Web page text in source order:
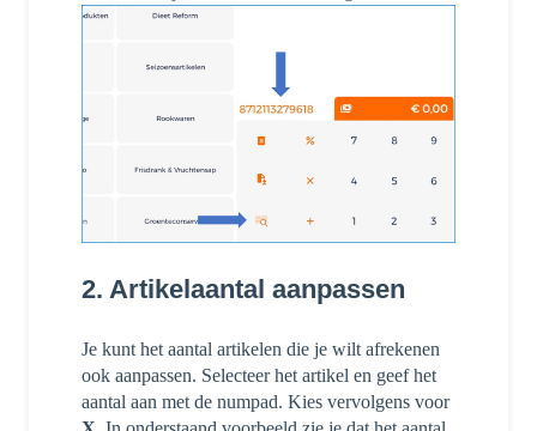
2. Artikelaantal aanpassen
Je kunt het aantal artikelen die je wilt afrekenen
ook aanpassen. Selecteer het artikel en geef het
aantal aan met de numpad. Kies vervolgens voor